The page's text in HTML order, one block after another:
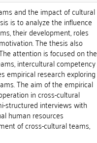
and the impact of cultural
is to analyze the influence
their development, roles
The thesis also
attention is focused on the
intercultural competency
empirical research exploring
The aim of the empirical
in cross-cultural
structured interviews with
human resources
of cross-cultural teams,